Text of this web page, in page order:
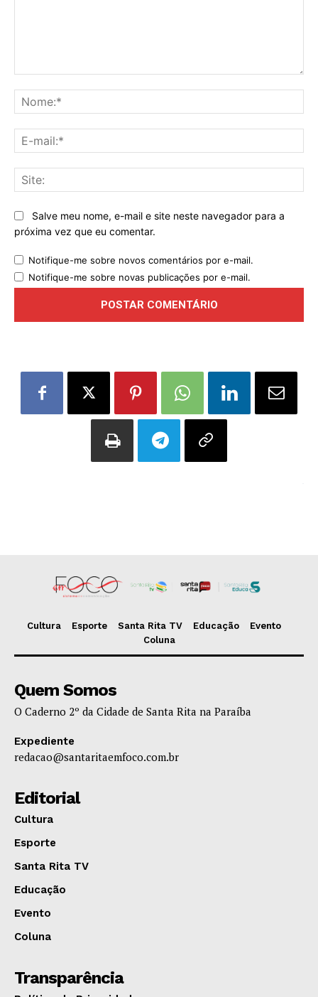
Salve meu nome, e-mail e site neste navegador para a
próxima vez que eu comentar.
Notifique-me sobre novos comentários por e-mail.
Notifique-me sobre novas publicações por e-mail.
Cultura Esporte Santa Rita TV Educação
Evento
Coluna
Quem Somos
O Caderno 2º da Cidade de Santa Rita na Paraíba
Expediente
redacao@santaritaemfoco.com.br
Editorial
Cultura
Esporte
Santa Rita TV
Educação
Evento
Coluna
Transparência